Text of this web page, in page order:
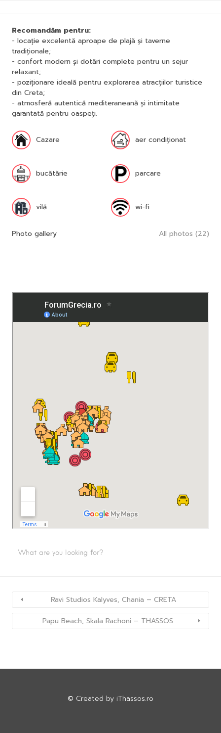
Recomandăm pentru:
- locație excelentă aproape de plajă și taverne
tradiționale;
- confort modern și dotări complete pentru un sejur
relaxant;
- poziționare ideală pentru explorarea atracțiilor turistice
din Creta;
- atmosferă autentică mediteraneană și intimitate
garantată pentru oaspeți.
Cazare aer condiționat
bucătărie parcare
vilă wi-fi
Photo gallery All photos (22)
Ravi Studios Kalyves, Chania – CRETA
Papu Beach, Skala Rachoni – THASSOS
© Created by iThassos.ro